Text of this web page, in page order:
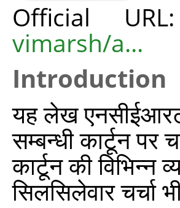
Official
vimarsh/a...
Introduction
यह लेख
सम्बन्धी कार्टून
कार्टून की विभिन्न
सिलसिलेवार चर्चा